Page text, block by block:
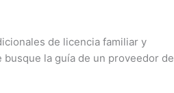
de licencia familiar y
busque la guía de un proveedor de